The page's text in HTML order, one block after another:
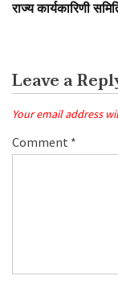
राज्य कार्यकारिणी
Leave a
Your email address
Comment *